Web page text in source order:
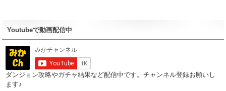
Youtubeで動画配信中
ダンジョン攻略やガチャ結果など配信中です。チャンネル登録お願いし
ます♪